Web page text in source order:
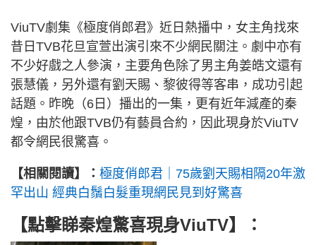
ViuTV劇集《極度俏郎君》近日熱播中，女主角找來
昔日TVB花旦宣萱出演引來不少網民關注。劇中亦有
不少好戲之人參演，主要角色除了男主角姜皓文還有
張慧儀，另外還有劉天賜、黎彼得等客串，成功引起
話題。昨晚（6日）播出的一集，更有近年減產的秦
煌，由於他跟TVB仍有藝員合約，因此現身於ViuTV
都令網民很驚喜。
【相關閱讀】： 極度俏郎君｜75歲劉天賜相隔20年激
罕出山 經典白鬚白髮重現網民見到好驚喜
【點擊睇秦煌驚喜現身ViuTV】：